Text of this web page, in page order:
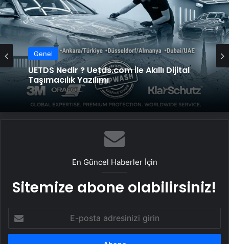
Genel
UETDS Nedir ? Uetds.com İle Akıllı Dijital
Taşımacılık Yazılımı
En Güncel Haberler İçin
Sitemize abone olabilirsiniz!
posta
adresinizi